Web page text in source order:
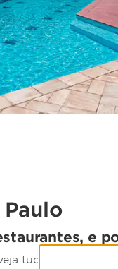
e
tudo o que